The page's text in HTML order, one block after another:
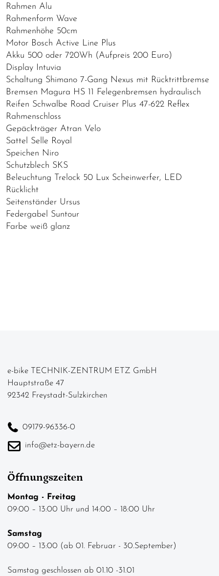
Rahmen Alu
Rahmenform Wave
Rahmenhöhe 50cm
Motor Bosch Active Line Plus
Akku 500 oder 720Wh (Aufpreis 200 Euro)
Display Intuvia
Schaltung Shimano 7-Gang Nexus mit Rücktrittbremse
Bremsen Magura HS 11 Felegenbremsen hydraulisch
Reifen Schwalbe Road Cruiser Plus 47-622 Reflex
Rahmenschloss
Gepäckträger Atran Velo
Sattel Selle Royal
Speichen Niro
Schutzblech SKS
Beleuchtung Trelock 50 Lux Scheinwerfer, LED
Rücklicht
Seitenständer Ursus
Federgabel Suntour
Farbe weiß glanz
e-bike TECHNIK-ZENTRUM ETZ GmbH
Hauptstraße 47
92342 Freystadt-Sulzkirchen
09179-96336-0
info@etz-bayern.de
Öffnungszeiten
Montag - Freitag
09:00 – 13:00 Uhr und 14:00 – 18:00 Uhr
Samstag
09:00 – 13:00 (ab 01. Februar - 30.September)
Samstag geschlossen ab 01.10 -31.01